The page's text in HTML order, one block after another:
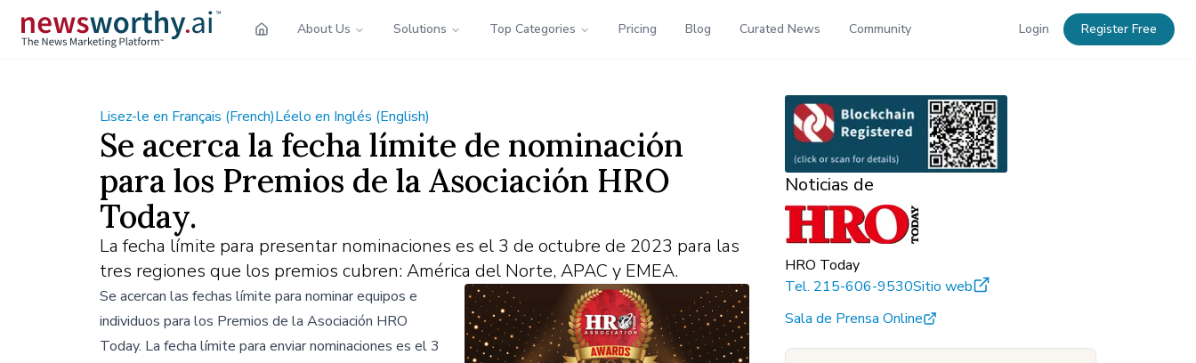
About Us Solutions Top Categories Pricing Blog Curated News Community Login Register Free
Lisez-le en Français (French)Léelo en Inglés (English)
Se acerca la fecha límite de nominación
para los Premios de la Asociación HRO
Today.
La fecha límite para presentar nominaciones es el 3 de octubre de 2023 para las
tres regiones que los premios cubren: América del Norte, APAC y EMEA.
Se acercan las fechas límite para nominar equipos e
individuos para los Premios de la Asociación HRO
Today. La fecha límite para enviar nominaciones es el 3
Noticias de
HRO Today
Tel. 215-606-9530Sitio web
Sala de Prensa Online